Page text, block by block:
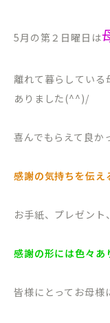
5月の第２日曜日は
離れて暮らしている
ありました(^^)/
喜んでもらえて良か
感謝の気持ちを伝え
お手紙、プレゼント
感謝の形には色々あ
皆様にとってお母様